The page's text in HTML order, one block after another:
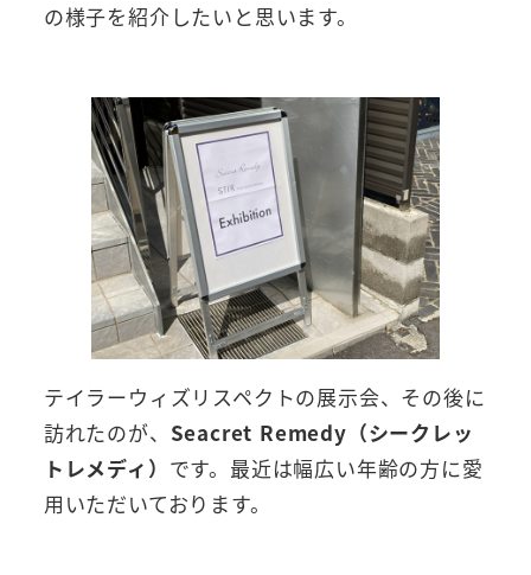
の様子を紹介したいと思います。
テイラーウィズリスペクトの展示会、その後に
訪れたのが、 Seacret Remedy（シークレッ
トレメディ） です。最近は幅広い年齢の方に愛
用いただいております。